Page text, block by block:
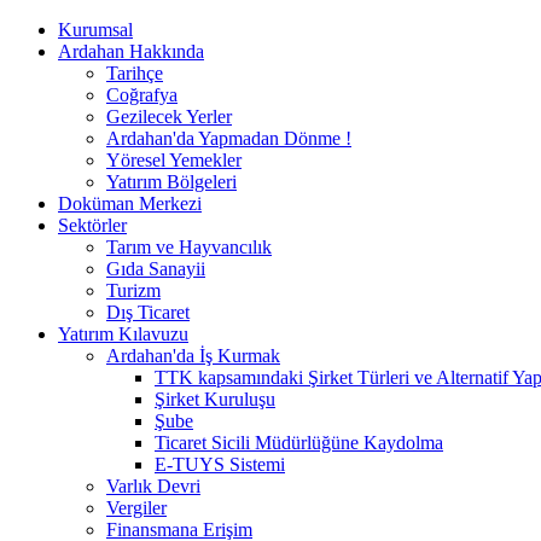
Kurumsal
Ardahan Hakkında
Tarihçe
Coğrafya
Gezilecek Yerler
Ardahan'da Yapmadan Dönme !
Yöresel Yemekler
Yatırım Bölgeleri
Doküman Merkezi
Sektörler
Tarım ve Hayvancılık
Gıda Sanayii
Turizm
Dış Ticaret
Yatırım Kılavuzu
Ardahan'da İş Kurmak
TTK kapsamındaki Şirket Türleri ve Alternatif
Şirket Kuruluşu
Şube
Ticaret Sicili Müdürlüğüne Kaydolma
E-TUYS Sistemi
Varlık Devri
Vergiler
Finansmana Erişim